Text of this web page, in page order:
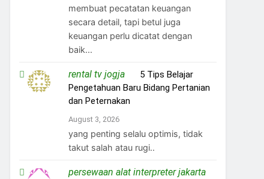
membuat pecatatan keuangan
secara detail, tapi betul juga
keuangan perlu dicatat dengan
baik...
rental tv jogjaon 5 Tips Belajar
Pengetahuan Baru Bidang Pertanian
dan Peternakan
August 3, 2026
yang penting selalu optimis, tidak
takut salah atau rugi..
persewaan alat interpreter jakarta